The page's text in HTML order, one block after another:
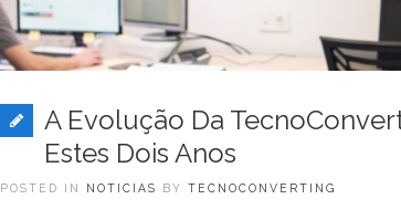
A Evolução Da
Estes Dois Anos
POSTED IN NOTICIAS BY TECNOCONVERTING